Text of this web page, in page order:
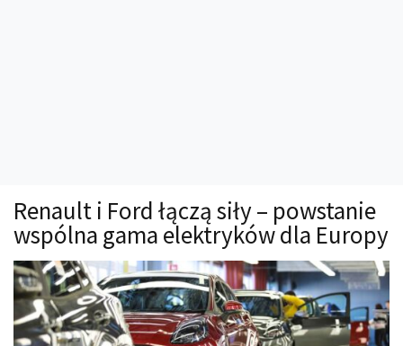
Technika jazdy
Oświetlenie
Kalkulatory
Przelicznik mocy
Auto z niemiec
Renault i Ford łączą siły – powstanie
wspólna gama elektryków dla Europy